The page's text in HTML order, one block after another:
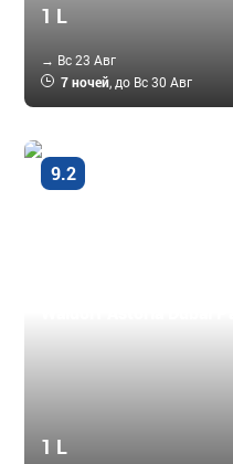
1 L
→ Вс 23 Авг
7 ночей, до Вс 30 Авг
9.2
1 L